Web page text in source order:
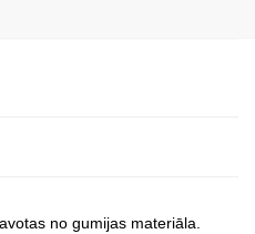
no gumijas materiāla.